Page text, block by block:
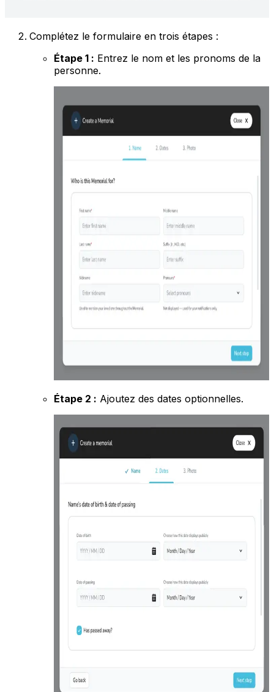
Complétez le formulaire en trois étapes :
Étape 1 : Entrez le nom et les pronoms de la
personne.
Étape 2 : Ajoutez des dates optionnelles.